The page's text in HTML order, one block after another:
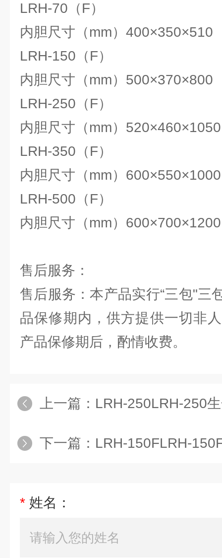
LRH-70（F）
内胆尺寸（mm）400×350×510
LRH-150（F）
内胆尺寸（mm）500×370×800
LRH-250（F）
内胆尺寸（mm）
LRH-350（F）
内胆尺寸（mm）600×550×1000
LRH-500（F）
内胆尺寸（mm）
售后服务：
售后服务：本产品实行“三包"三
品保修期内，供方提供一切非
产品保修期后，酌情收费。
上一篇： LRH-250LRH-250
下一篇： LRH-150FLRH-
* 姓名：